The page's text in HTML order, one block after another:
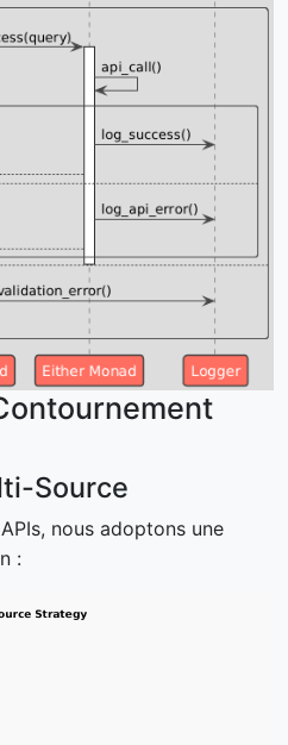
Source
nous adoptons une
: